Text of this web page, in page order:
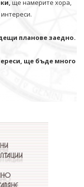
ще намерите хора,
планове заедно.
ще бъде много